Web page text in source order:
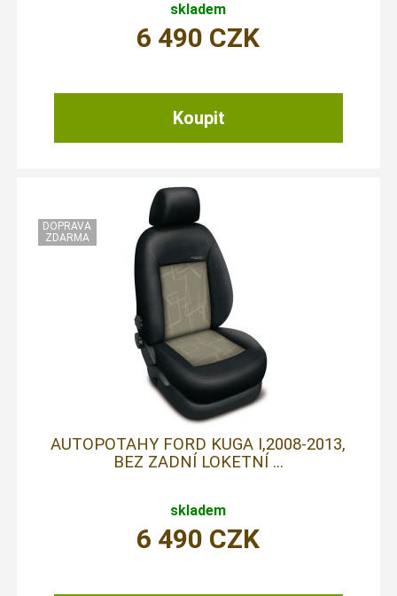
skladem
6 490 CZK
AUTOPOTAHY FORD KUGA I,2008-2013,
BEZ ZADNÍ LOKETNÍ ...
skladem
6 490 CZK